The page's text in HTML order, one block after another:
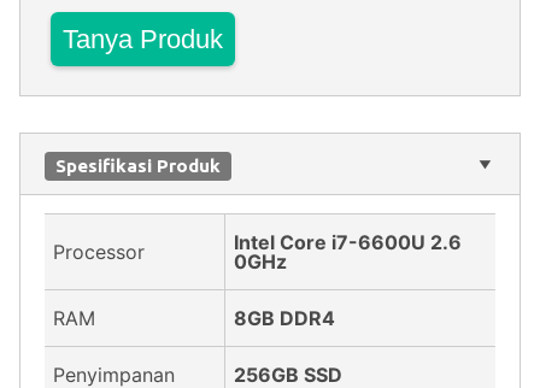
Tanya Produk
Spesifikasi Produk
Processor
Intel Core i7-6600U 2.6
0GHz
RAM 8GB DDR4
Penyimpanan 256GB SSD